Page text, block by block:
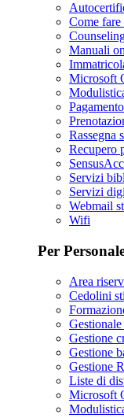
Come fare
Manuali
Microsoft
Rassegna
Recupero
Servizi
Servizi
Webmail
Wifi
Per
Area
Cedolini
Gestione
Gestione
Gestione
Liste di
Microsoft